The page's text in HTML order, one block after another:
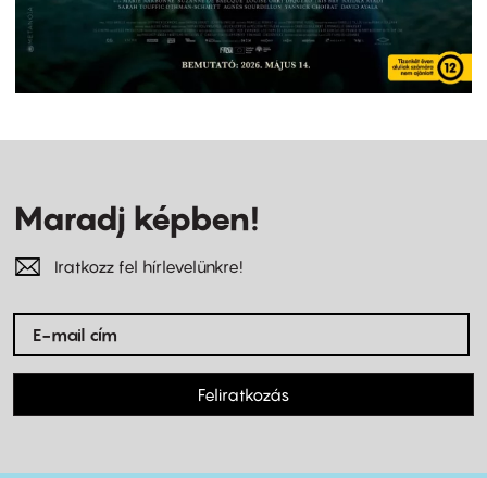
Maradj képben!
Iratkozz fel hírlevelünkre!
Feliratkozás